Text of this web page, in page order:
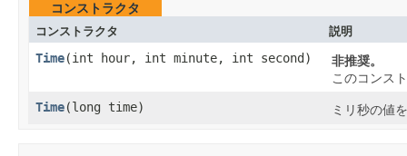
コンストラクタ
コンストラクタ 説明
Time​(int hour, int minute, int second)
非推奨。
このコンス
Time​(long time) ミリ秒の値